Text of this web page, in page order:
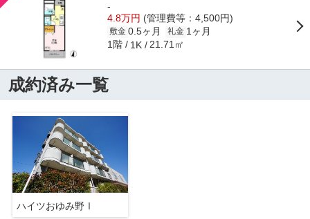
-
4.8万円 (管理費等：4,500円)
敷金 0.5ヶ月 礼金 1ヶ月
1階 1K 21.71㎡
成約済み一覧
ハイツおゆみ野Ⅰ